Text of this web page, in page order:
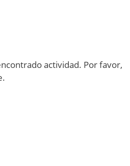
actividad. Por favor,